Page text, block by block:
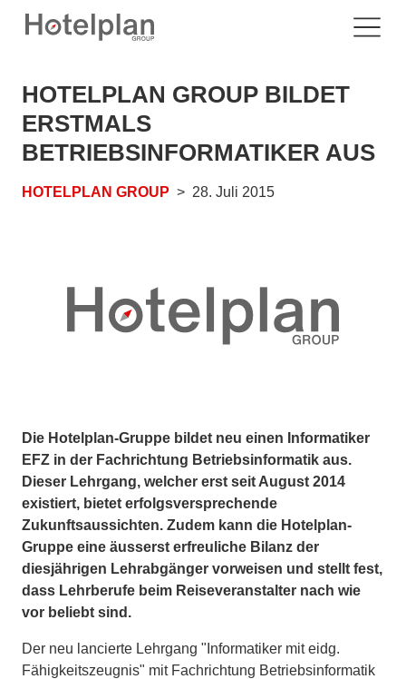
HOTELPLAN GROUP BILDET
ERSTMALS
BETRIEBSINFORMATIKER AUS
HOTELPLAN GROUP 28. Juli 2015
Die Hotelplan-Gruppe bildet neu einen Informatiker
EFZ in der Fachrichtung Betriebsinformatik aus.
Dieser Lehrgang, welcher erst seit August 2014
existiert, bietet erfolgsversprechende
Zukunftsaussichten. Zudem kann die Hotelplan-
Gruppe eine äusserst erfreuliche Bilanz der
diesjährigen Lehrabgänger vorweisen und stellt fest,
dass Lehrberufe beim Reiseveranstalter nach wie
vor beliebt sind.
Der neu lancierte Lehrgang "Informatiker mit eidg.
Fähigkeitszeugnis" mit Fachrichtung Betriebsinformatik